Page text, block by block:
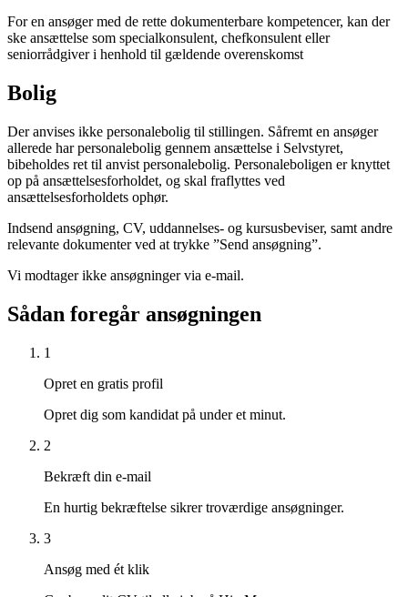
For en ansøger med de rette dokumenterbare kompetencer, kan der
ske ansættelse som specialkonsulent, chefkonsulent eller
seniorrådgiver i henhold til gældende overenskomst
Bolig
Der anvises ikke personalebolig til stillingen. Såfremt en ansøger
allerede har personalebolig gennem ansættelse i Selvstyret,
bibeholdes ret til anvist personalebolig. Personaleboligen er knyttet
op på ansættelsesforholdet, og skal fraflyttes ved
ansættelsesforholdets ophør.
Indsend ansøgning, CV, uddannelses- og kursusbeviser, samt andre
relevante dokumenter ved at trykke ”Send ansøgning”.
Vi modtager ikke ansøgninger via e-mail.
Sådan foregår ansøgningen
1
Opret en gratis profil
Opret dig som kandidat på under et minut.
2
Bekræft din e-mail
En hurtig bekræftelse sikrer troværdige ansøgninger.
3
Ansøg med ét klik